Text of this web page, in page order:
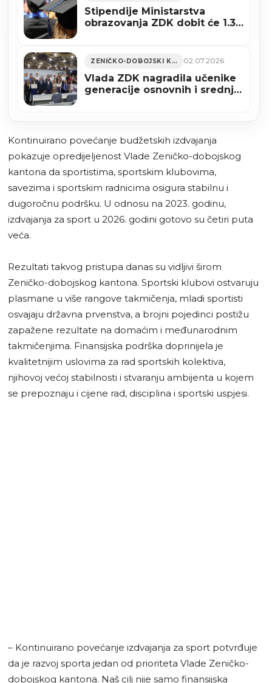
Stipendije Ministarstva
obrazovanja ZDK dobit će 1.311
ZENIČKO-DOBOJSKI KANTON 02.07.2026
Vlada ZDK nagradila učenike
generacije osnovnih i srednjih
Kontinuirano povećanje budžetskih izdvajanja
pokazuje opredijeljenost Vlade Zeničko-dobojskog
kantona da sportistima, sportskim klubovima,
savezima i sportskim radnicima osigura stabilnu i
dugoročnu podršku. U odnosu na 2023. godinu,
izdvajanja za sport u 2026. godini gotovo su četiri puta
veća.
Rezultati takvog pristupa danas su vidljivi širom
Zeničko-dobojskog kantona. Sportski klubovi ostvaruju
plasmane u više rangove takmičenja, mladi sportisti
osvajaju državna prvenstva, a brojni pojedinci postižu
zapažene rezultate na domaćim i međunarodnim
takmičenjima. Finansijska podrška doprinijela je
kvalitetnijim uslovima za rad sportskih kolektiva,
njihovoj većoj stabilnosti i stvaranju ambijenta u kojem
se prepoznaju i cijene rad, disciplina i sportski uspjesi.
– Kontinuirano povećanje izdvajanja za sport potvrđuje
da je razvoj sporta jedan od prioriteta Vlade Zeničko-
dobojskog kantona. Naš cilj nije samo finansijska